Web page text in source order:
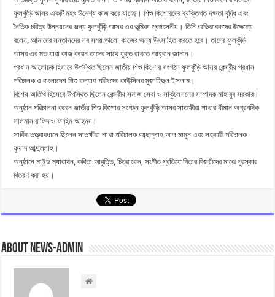
ফুলকুঁড়ি আসর একটি মহৎ উদ্দেশ্য কাজ করে যাচ্ছে। শিশু কিশোরদের ব্যক্তিগত দক্ষতা বৃদ্ধি এবং
নৈতিক চরিত্র উন্নয়নের জন্য ফুলকুঁড়ি আসর এর ভূমিকা প্রশংসনীয়। তিনি অভিভাবকদের উদ্দেশ্যে
বলেন, আমাদের সন্তানদের সব সময় ভালো কাজের জন্য উৎসাহিত করতে হবে। তাদের ফুলকুঁড়ি
আসর এর মত যারা কাজ করেন তাদের সাথে যুক্ত রাখতে আহ্বান জানান।
প্রধান আলোচক হিসাবে উপস্থিত ছিলেন জাতীয় শিশু কিশোর সংগঠন ফুলকুঁড়ি আসর কেন্দ্রীয় প্রধান
পরিচালক ও বাংলাদেশ শিশু কল্যাণ পরিষদের কাউন্সিলর মুজাহিদুল ইসলাম।
বিশেষ অতিথি হিসেবে উপস্থিত ছিলেন কেন্দ্রীয় সমাজ সেবা ও সার্কুলেশনের সম্পাদক মাহাবুব সরকার।
অনুষ্ঠান পরিচালনা করেন জাতীয় শিশু কিশোর সংগঠন ফুলকুঁড়ি আসর সাতক্ষীরা শাখার ধীমান অগ্রপথিক
সালমান রাফিদ ও ফাহিম আহমদ।
সার্বিক তত্ত্বাবধানে ছিলেন সাতক্ষীরা শাখা পরিচালক আব্দুল্লাহ আল মামুন এবং সহকারী পরিচালক
ফুয়াদ আব্দুল্লাহ।
অনুষ্ঠানে মাইন্ড ম্যারাথন, কবিতা আবৃত্তি, চিত্রাংকন, সংগীত প্রতিযোগিতার বিজয়ীদের মাঝে পুরস্কার
বিতরণ করা হয়।
About news-admin